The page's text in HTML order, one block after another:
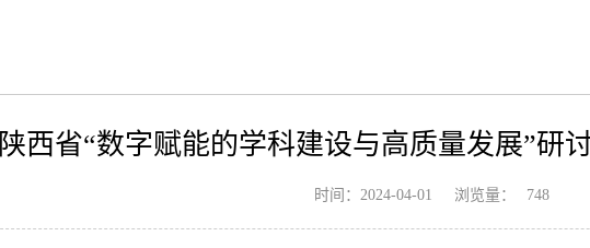
陕西省“数字赋能的学科建设与高质量发展”研
时间：2024-04-01 浏览量： 748